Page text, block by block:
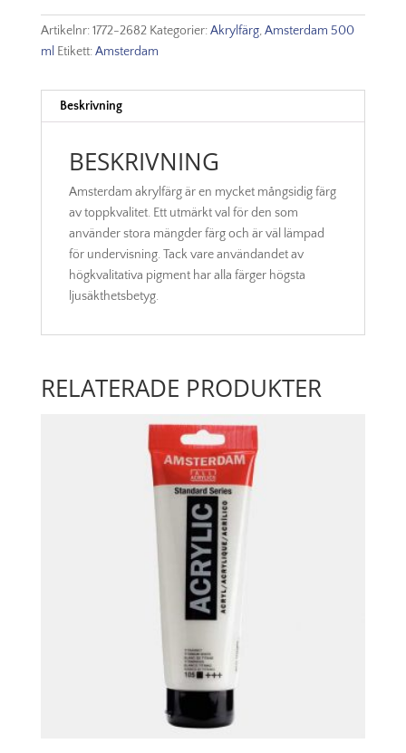
Artikelnr:1772-2682 Kategorier:Akrylfärg,Amsterdam 500
ml Etikett:Amsterdam
Beskrivning
BESKRIVNING
Amsterdam akrylfärg är en mycket mångsidig färg
av toppkvalitet. Ett utmärkt val för den som
använder stora mängder färg och är väl lämpad
för undervisning. Tack vare användandet av
högkvalitativa pigment har alla färger högsta
ljusäkthetsbetyg.
RELATERADE PRODUKTER